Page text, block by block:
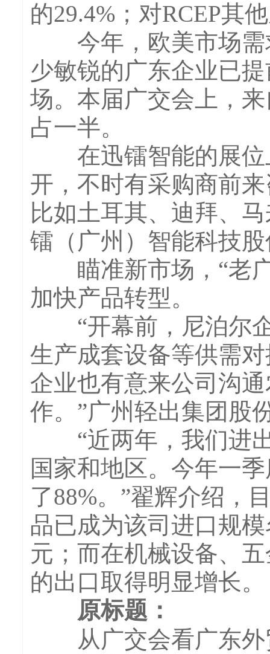
的29.4%；对RCEP其
今年，欧美市场需
少敏锐的广东企业已
场。本届广交会上，
占一半。
在迅镭智能的展位
开，不时有采购商前
比如土耳其、迪拜、
镭（广州）智能科技
瞄准新市场，“老广
加快产品转型。
“开幕前，尼泊尔企
生产成套设备等供需
企业也有意来公司沟
作。”广州轻出集团股
“近两年，我们进出
国家和地区。今年一
了88%。”翟辉介绍，
品已成为该司进口规
元；而在机械设备、
的出口取得明显增长。
原标题：
从广交会看广东外